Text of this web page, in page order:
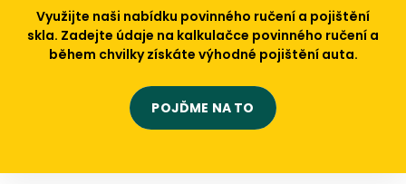
Využijte naši nabídku povinného ručení a pojištění
skla. Zadejte údaje na kalkulačce povinného ručení a
během chvilky získáte výhodné pojištění auta.
POJĎME NA TO